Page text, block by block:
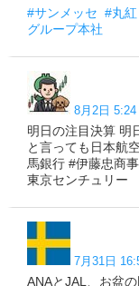
#サンメッセ #丸紅
グループ本社
8月2日 5:24
明日の注目決算 明
と言っても日本航
馬銀行 #伊藤忠商
東京センチュリー
7月31日
ANAとJAL、お盆